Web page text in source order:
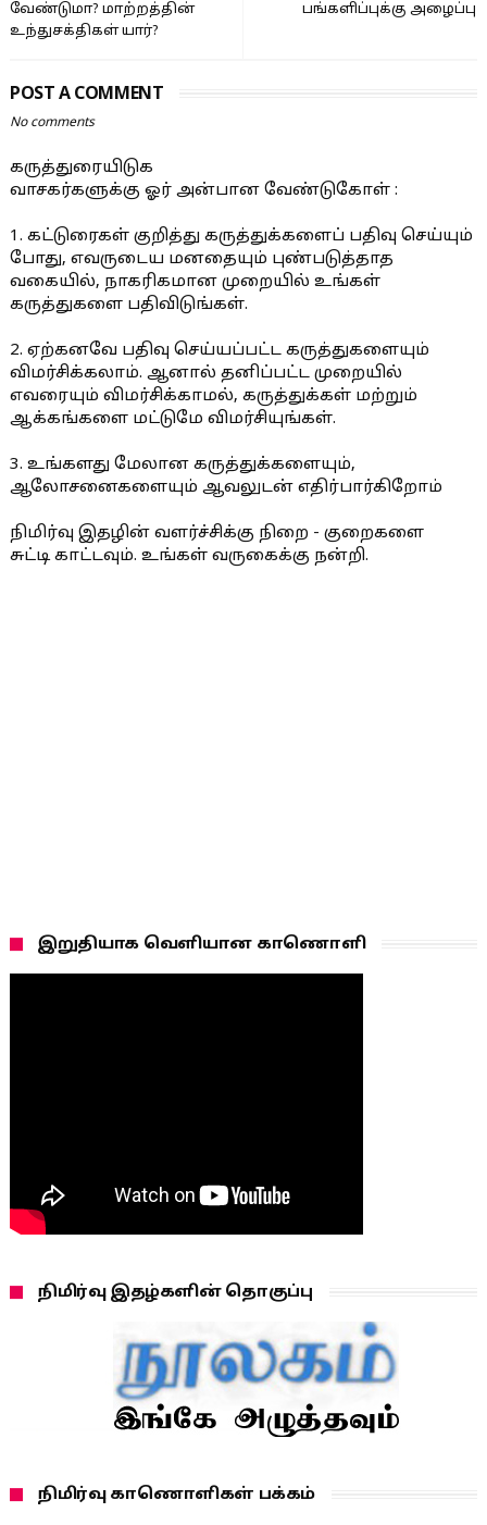
பங்களிப்புக்கு அழைப்பு
வேண்டுமா? மாற்றத்தின்
உந்துசக்திகள் யார்?
POST A COMMENT
No comments
கருத்துரையிடுக
வாசகர்களுக்கு ஓர் அன்பான வேண்டுகோள் :
1. கட்டுரைகள் குறித்து கருத்துக்களைப் பதிவு செய்யும்
போது, எவருடைய மனதையும் புண்படுத்தாத
வகையில், நாகரிகமான முறையில் உங்கள்
கருத்துகளை பதிவிடுங்கள்.
2. ஏற்கனவே பதிவு செய்யப்பட்ட கருத்துகளையும்
விமர்சிக்கலாம். ஆனால் தனிப்பட்ட முறையில்
எவரையும் விமர்சிக்காமல், கருத்துக்கள் மற்றும்
ஆக்கங்களை மட்டுமே விமர்சியுங்கள்.
3. உங்களது மேலான கருத்துக்களையும்,
ஆலோசனைகளையும் ஆவலுடன் எதிர்பார்கிறோம்
நிமிர்வு இதழின் வளர்ச்சிக்கு நிறை - குறைகளை
சுட்டி காட்டவும். உங்கள் வருகைக்கு நன்றி.
இறுதியாக வெளியான காணொளி
நிமிர்வு இதழ்களின் தொகுப்பு
நிமிர்வு காணொளிகள் பக்கம்